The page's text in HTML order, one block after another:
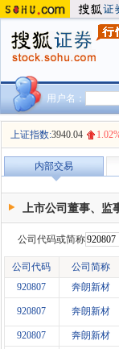
用户名：
上证指数:3940.04
内部交易
上市公司董事、监
公司代码或简称
公司代码 公司简称
920807
奔朗新材
920807 奔朗新材
920807 奔朗新材